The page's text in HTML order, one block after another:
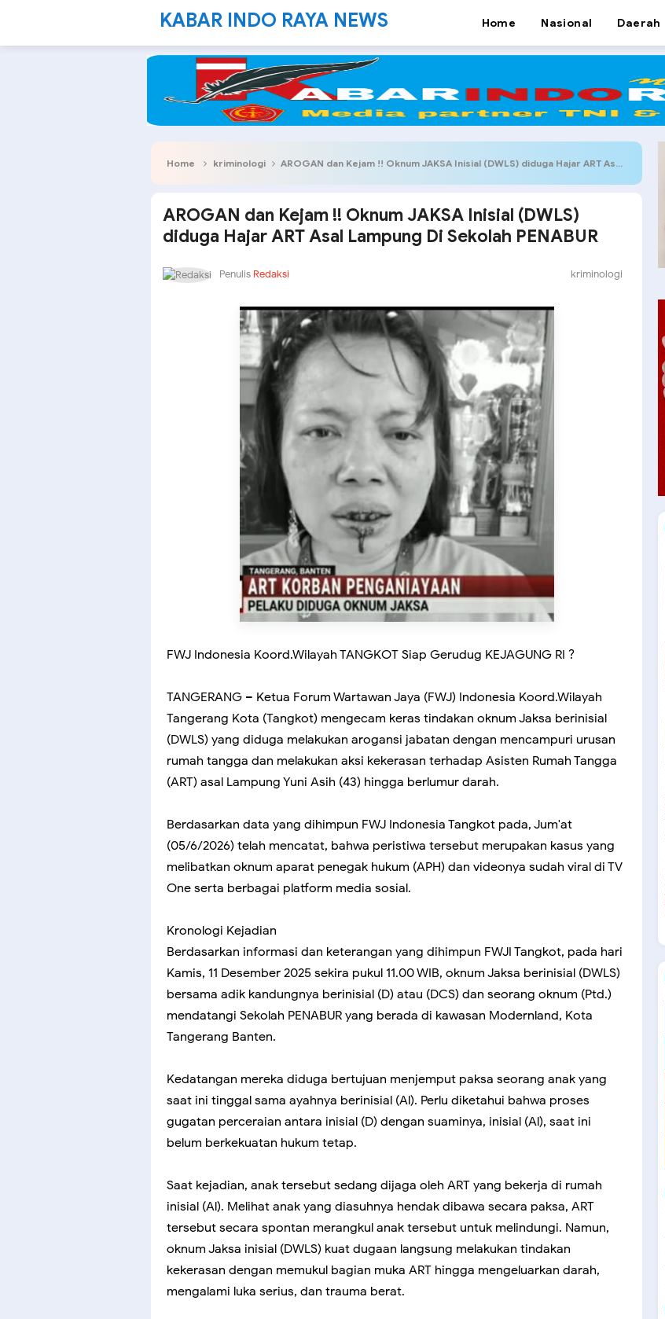
KABAR INDO RAYA NEWS Home Nasional Daerah
Home kriminologi AROGAN dan Kejam !! Oknum JAKSA Inisial (DWLS) diduga Hajar ART Asal Lampung Di Sekolah PENABUR
AROGAN dan Kejam !! Oknum JAKSA Inisial (DWLS)
diduga Hajar ART Asal Lampung Di Sekolah PENABUR
Penulis Redaksi kriminologi
FWJ Indonesia Koord.Wilayah TANGKOT Siap Gerudug KEJAGUNG RI ?
TANGERANG – Ketua Forum Wartawan Jaya (FWJ) Indonesia Koord.Wilayah
Tangerang Kota (Tangkot) mengecam keras tindakan oknum Jaksa berinisial
(DWLS) yang diduga melakukan arogansi jabatan dengan mencampuri urusan
rumah tangga dan melakukan aksi kekerasan terhadap Asisten Rumah Tangga
(ART) asal Lampung Yuni Asih (43) hingga berlumur darah.
Berdasarkan data yang dihimpun FWJ Indonesia Tangkot pada, Jum'at
(05/6/2026) telah mencatat, bahwa peristiwa tersebut merupakan kasus yang
melibatkan oknum aparat penegak hukum (APH) dan videonya sudah viral di TV
One serta berbagai platform media sosial.
Kronologi Kejadian
Berdasarkan informasi dan keterangan yang dihimpun FWJI Tangkot, pada hari
Kamis, 11 Desember 2025 sekira pukul 11.00 WIB, oknum Jaksa berinisial (DWLS)
bersama adik kandungnya berinisial (D) atau (DCS) dan seorang oknum (Ptd.)
mendatangi Sekolah PENABUR yang berada di kawasan Modernland, Kota
Tangerang Banten.
Kedatangan mereka diduga bertujuan menjemput paksa seorang anak yang
saat ini tinggal sama ayahnya berinisial (Al). Perlu diketahui bahwa proses
gugatan perceraian antara inisial (D) dengan suaminya, inisial (Al), saat ini
belum berkekuatan hukum tetap.
Saat kejadian, anak tersebut sedang dijaga oleh ART yang bekerja di rumah
inisial (Al). Melihat anak yang diasuhnya hendak dibawa secara paksa, ART
tersebut secara spontan merangkul anak tersebut untuk melindungi. Namun,
oknum Jaksa inisial (DWLS) kuat dugaan langsung melakukan tindakan
kekerasan dengan memukul bagian muka ART hingga mengeluarkan darah,
mengalami luka serius, dan trauma berat.